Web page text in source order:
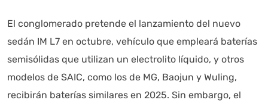
El conglomerado pretende el lanzamiento del nuevo
sedán IM L7 en octubre, vehículo que empleará baterías
semisólidas que utilizan un electrolito líquido, y otros
modelos de SAIC, como los de MG, Baojun y Wuling,
recibirán baterías similares en 2025. Sin embargo, el
buscando? "Este asistente con IA (OpenAI) ofrece
información referencial que puede contener errores.
Asistente con IA en desarrollo. Autoanalítica optimiza
diariamente su exactitud."